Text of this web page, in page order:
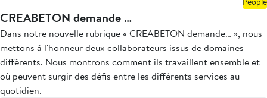
CREABETON demande …
Dans notre nouvelle rubrique « CREABETON demande… », nous
mettons à l'honneur deux collaborateurs issus de domaines
différents. Nous montrons comment ils travaillent ensemble et
où peuvent surgir des défis entre les différents services au
quotidien.